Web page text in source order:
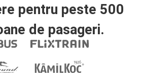
pentru peste 500
de pasageri.